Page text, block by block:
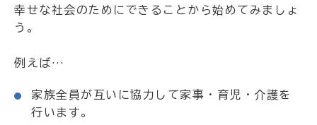
幸せな社会のためにできることから始めてみましょ
う。
例えば…
家族全員が互いに協力して家事・育児・介護を
行います。